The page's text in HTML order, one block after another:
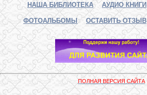
НАША БИБЛИОТЕКА АУДИО КНИГИ
ФОТОАЛЬБОМЫ ОСТАВИТЬ ОТЗЫВ
ПОЛНАЯ ВЕРСИЯ САЙТА